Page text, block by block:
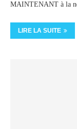
MAINTENANT à la
LIRE LA SUITE